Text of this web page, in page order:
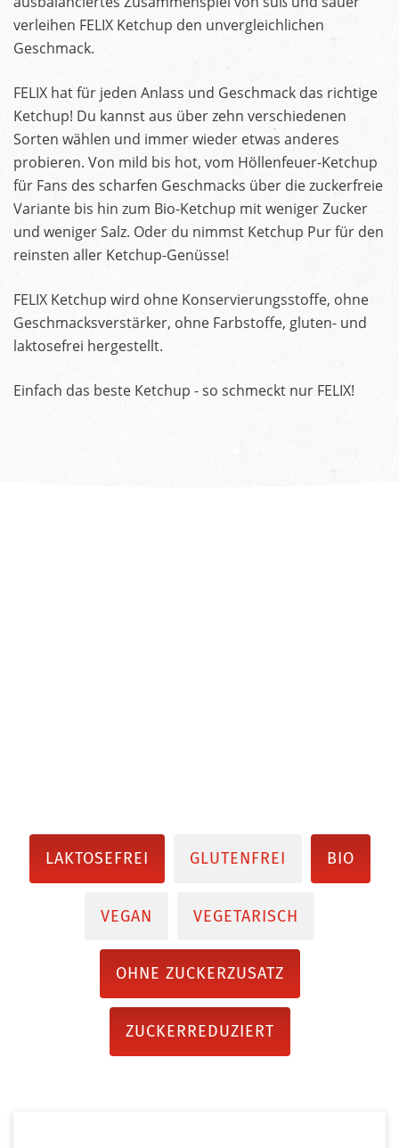
verleihen FELIX Ketchup den unvergleichlichen
Geschmack.
FELIX hat für jeden Anlass und Geschmack das richtige
Ketchup! Du kannst aus über zehn verschiedenen
Sorten wählen und immer wieder etwas anderes
probieren. Von mild bis hot, vom Höllenfeuer-Ketchup
für Fans des scharfen Geschmacks über die zuckerfreie
Variante bis hin zum Bio-Ketchup mit weniger Zucker
und weniger Salz. Oder du nimmst Ketchup Pur für den
reinsten aller Ketchup-Genüsse!
FELIX Ketchup wird ohne Konservierungsstoffe, ohne
Geschmacksverstärker, ohne Farbstoffe, gluten- und
laktosefrei hergestellt.
Einfach das beste Ketchup - so schmeckt nur FELIX!
LAKTOSEFREI GLUTENFREI BIO
VEGAN VEGETARISCH
OHNE ZUCKERZUSATZ
ZUCKERREDUZIERT